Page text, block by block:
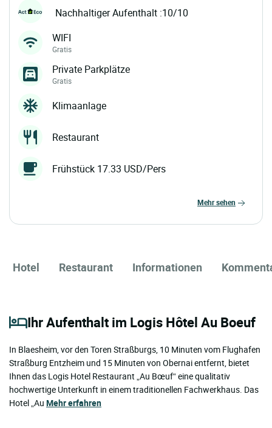
Nachhaltiger Aufenthalt :10/10
WIFI
Gratis
Private Parkplätze
Gratis
Klimaanlage
Restaurant
Frühstück 17.33 USD/Pers
mehr sehen
Hotel Restaurant Informationen
Ihr Aufenthalt im Logis Hôtel Au Boeuf
In Blaesheim, vor den Toren Straßburgs, 10 Minuten vom Flughafen
Straßburg Entzheim und 15 Minuten von Obernai entfernt, bietet
Ihnen das Logis Hotel Restaurant „Au Bœuf“ eine qualitativ
hochwertige Unterkunft in einem traditionellen Fachwerkhaus. Das
Hotel „Au Mehr erfahren